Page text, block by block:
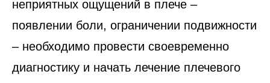
неприятных ощущений в плече –
появлении боли, ограничении подвижности
– необходимо провести своевременно
диагностику и начать лечение плечевого